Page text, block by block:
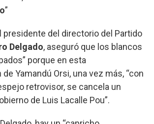
”
presidente del directorio del Partido
Delgado, aseguró que los blancos
porque en esta
Yamandú Orsi, una vez más, “con
retrovisor, se cancela un
de Luis Lacalle Pou”.